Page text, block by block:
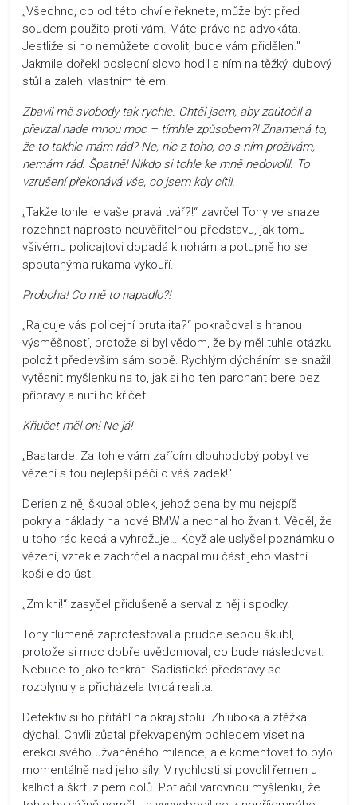
„Všechno, co od této chvíle řeknete, může být před
soudem použito proti vám. Máte právo na advokáta.
Jestliže si ho nemůžete dovolit, bude vám přidělen."
Jakmile dořekl poslední slovo hodil s ním na těžký, dubový
stůl a zalehl vlastním tělem.
Zbavil mě svobody tak rychle. Chtěl jsem, aby zaútočil a
převzal nade mnou moc – tímhle způsobem?! Znamená to,
že to takhle mám rád? Ne, nic z toho, co s ním prožívám,
nemám rád. Špatně! Nikdo si tohle ke mně nedovolil. To
vzrušení překonává vše, co jsem kdy cítil.
„Takže tohle je vaše pravá tvář?!“ zavrčel Tony ve snaze
rozehnat naprosto neuvěřitelnou představu, jak tomu
všivému policajtovi dopadá k nohám a potupně ho se
spoutanýma rukama vykouří.
Proboha! Co mě to napadlo?!
„Rajcuje vás policejní brutalita?“ pokračoval s hranou
výsměšností, protože si byl vědom, že by měl tuhle otázku
položit především sám sobě. Rychlým dýcháním se snažil
vytěsnit myšlenku na to, jak si ho ten parchant bere bez
přípravy a nutí ho křičet.
Kňučet měl on! Ne já!
„Bastarde! Za tohle vám zařídím dlouhodobý pobyt ve
vězení s tou nejlepší péčí o váš zadek!“
Derien z něj škubal oblek, jehož cena by mu nejspíš
pokryla náklady na nové BMW a nechal ho žvanit. Věděl, že
u toho rád kecá a vyhrožuje… Když ale uslyšel poznámku o
vězení, vztekle zachrčel a nacpal mu část jeho vlastní
košile do úst.
„Zmlkni!“ zasyčel přidušeně a serval z něj i spodky.
Tony tlumeně zaprotestoval a prudce sebou škubl,
protože si moc dobře uvědomoval, co bude následovat.
Nebude to jako tenkrát. Sadistické představy se
rozplynuly a přicházela tvrdá realita.
Detektiv si ho přitáhl na okraj stolu. Zhluboka a ztěžka
dýchal. Chvíli zůstal překvapeným pohledem viset na
erekci svého užvaněného milence, ale komentovat to bylo
momentálně nad jeho síly. V rychlosti si povolil řemen u
kalhot a škrtl zipem dolů. Potlačil varovnou myšlenku, že